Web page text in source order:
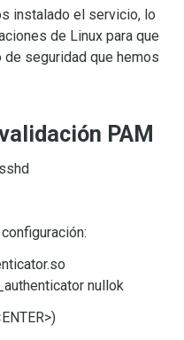
instalado el servicio, lo
de Linux para que
seguridad que hemos
PAM
nullok